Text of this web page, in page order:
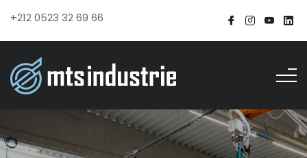
+212 0523 32 69 66